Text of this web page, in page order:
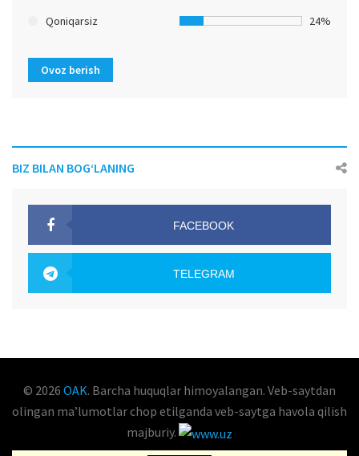
Qoniqarsiz 24%
Ovoz berish
BIZ BILAN BOG‘LANING
FACEBOOK
TELEGRAM
© 2026 OAK. Barcha huquqlar himoyalangan. Veb-saytdan
olingan maʼlumotlar chop etilganda veb-saytga havola qilish
majburiy.